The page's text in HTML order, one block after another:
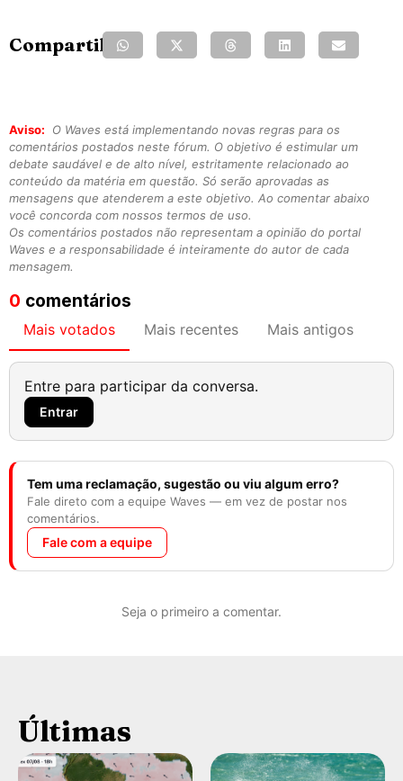
Compartilhe:
Aviso:
O Waves está implementando novas regras para os
comentários postados neste fórum. O objetivo é estimular um
debate saudável e de alto nível, estritamente relacionado ao
conteúdo da matéria em questão. Só serão aprovadas as
mensagens que atenderem a este objetivo. Ao comentar abaixo
você concorda com nossos termos de uso.
Os comentários postados não representam a opinião do portal
Waves e a responsabilidade é inteiramente do autor de cada
mensagem.
0 comentários
Mais votados Mais recentes Mais antigos
Entre para participar da conversa.
Entrar
Tem uma reclamação, sugestão ou viu algum erro?
Fale direto com a equipe Waves — em vez de postar nos
comentários.
Fale com a equipe
Seja o primeiro a comentar.
Últimas